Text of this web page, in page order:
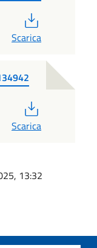
Scarica
Scarica
13:32